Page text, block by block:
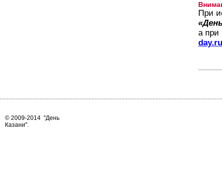
При
а при
day.ru
© 2009-2014 "День
Казани".